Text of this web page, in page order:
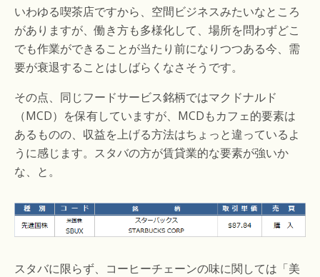
いわゆる喫茶店ですから、空間ビジネスみたいなところ
がありますが、働き方も多様化して、場所を問わずどこ
でも作業ができることが当たり前になりつつある今、需
要が衰退することはしばらくなさそうです。
その点、同じフードサービス銘柄ではマクドナルド
（MCD）を保有していますが、MCDもカフェ的要素は
あるものの、収益を上げる方法はちょっと違っているよ
うに感じます。スタバの方が賃貸業的な要素が強いか
な、と。
スタバに限らず、コーヒーチェーンの味に関しては「美